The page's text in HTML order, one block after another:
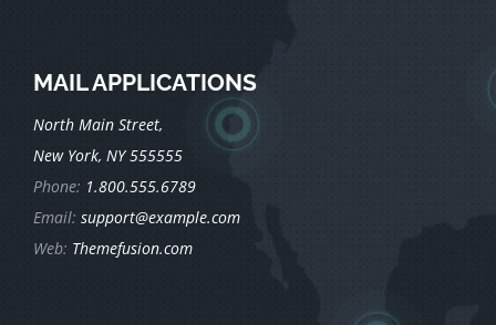
MAIL APPLICATIONS
North Main Street,
New York, NY 555555
Phone: 1.800.555.6789
Email: support@example.com
Web: Themefusion.com